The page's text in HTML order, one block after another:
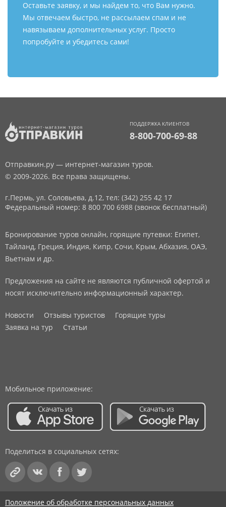
Оставьте заявку, и мы найдем то, что Вам нужно.
Мы отвечаем быстро, не рассылаем спам и не
навязываем дополнительных услуг. Просто
попробуйте и убедитесь сами!
ПОДДЕРЖКА КЛИЕНТОВ
8-800-700-69-88
Отправкин.ру — интернет-магазин туров.
© 2009-2026. Все права защищены.
г.Пермь, ул. Соловьева, д.12, тел: (342) 255 42 17
Федеральный номер: 8 800 700 6988 (звонок бесплатный)
Бронирование туров онлайн, горящие путевки: Египет,
Тайланд, Греция, Индия, Кипр, Сочи, Крым, Абхазия, ОАЭ,
Вьетнам и др.
Предложения на сайте не являются публичной офертой и
носят исключительно информационный характер.
Новости Отзывы туристов
Горящие туры
Заявка на тур
Статьи
Мобильное приложение:
Поделиться в социальных сетях:
Положение об обработке персональных данных